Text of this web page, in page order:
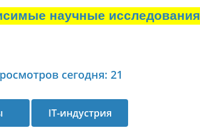
научные исследования
сегодня: 21
IT-индустрия